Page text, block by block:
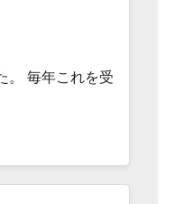
毎年これを受